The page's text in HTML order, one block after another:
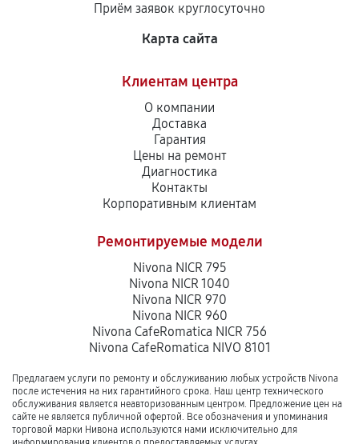
Приём заявок круглосуточно
Карта сайта
Клиентам центра
О компании
Доставка
Гарантия
Цены на ремонт
Диагностика
Контакты
Корпоративным клиентам
Ремонтируемые модели
Nivona NICR 795
Nivona NICR 1040
Nivona NICR 970
Nivona NICR 960
Nivona CafeRomatica NICR 756
Nivona CafeRomatica NIVO 8101
Предлагаем услуги по ремонту и обслуживанию любых устройств Nivona
после истечения на них гарантийного срока. Наш центр технического
обслуживания является неавторизованным центром. Предложение цен на
сайте не является публичной офертой. Все обозначения и упоминания
торговой марки Нивона используются нами исключительно для